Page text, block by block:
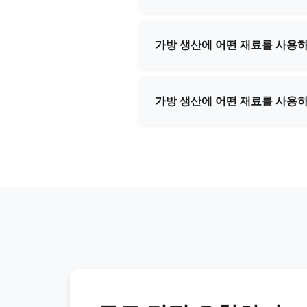
든 배송 절차와 서류 작업을 도
가방 생산에 어떤 재료를 사용
항에 따라 최적의 소재를 추천해
가방 생산에 어떤 재료를 사용